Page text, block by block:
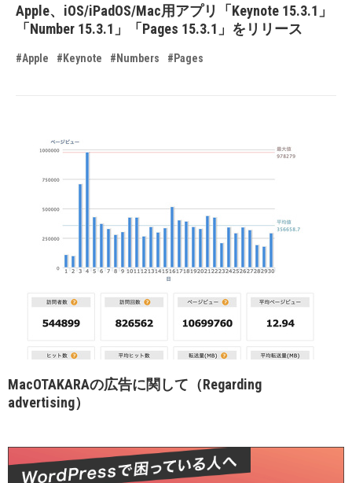
Apple、iOS/iPadOS/Mac用アプリ「Keynote 15.3.1」
「Number 15.3.1」「Pages 15.3.1」をリリース
#Apple #Keynote #Numbers #Pages
MacOTAKARAの広告に関して（Regarding
advertising）